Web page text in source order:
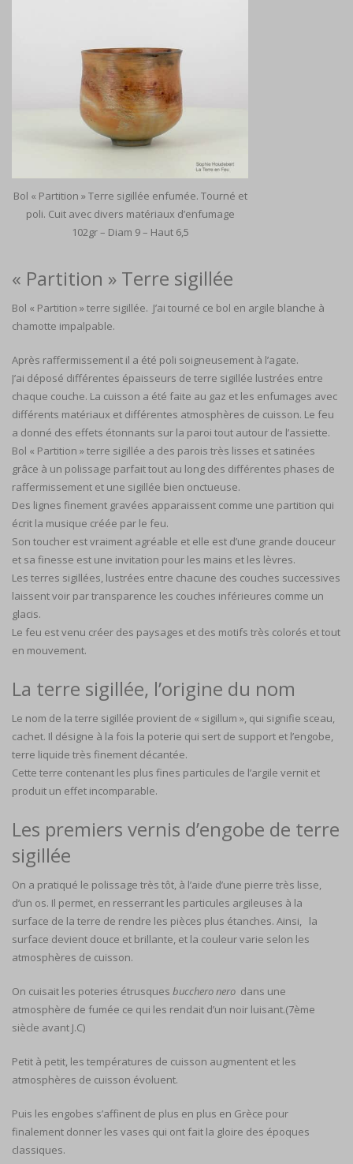
Bol « Partition » Terre sigillée enfumée. Tourné et
poli. Cuit avec divers matériaux d’enfumage
102gr – Diam 9 – Haut 6,5
« Partition » Terre sigillée
Bol « Partition » terre sigillée. J’ai tourné ce bol en argile blanche à
chamotte impalpable.
Après raffermissement il a été poli soigneusement à l’agate.
J’ai déposé différentes épaisseurs de terre sigillée lustrées entre
chaque couche. La cuisson a été faite au gaz et les enfumages avec
différents matériaux et différentes atmosphères de cuisson. Le feu
a donné des effets étonnants sur la paroi tout autour de l’assiette.
Bol « Partition » terre sigillée a des parois très lisses et satinées
grâce à un polissage parfait tout au long des différentes phases de
raffermissement et une sigillée bien onctueuse.
Des lignes finement gravées apparaissent comme une partition qui
écrit la musique créée par le feu.
Son toucher est vraiment agréable et elle est d’une grande douceur
et sa finesse est une invitation pour les mains et les lèvres.
Les terres sigillées, lustrées entre chacune des couches successives
laissent voir par transparence les couches inférieures comme un
glacis.
Le feu est venu créer des paysages et des motifs très colorés et tout
en mouvement.
La terre sigillée, l’origine du nom
Le nom de la terre sigillée provient de « sigillum », qui signifie sceau,
cachet. Il désigne à la fois la poterie qui sert de support et l’engobe,
terre liquide très finement décantée.
Cette terre contenant les plus fines particules de l’argile vernit et
produit un effet incomparable.
Les premiers vernis d’engobe de terre
sigillée
On a pratiqué le polissage très tôt, à l’aide d’une pierre très lisse,
d’un os. Il permet, en resserrant les particules argileuses à la
surface de la terre de rendre les pièces plus étanches. Ainsi, la
surface devient douce et brillante, et la couleur varie selon les
atmosphères de cuisson.
On cuisait les poteries étrusques bucchero nero dans une
atmosphère de fumée ce qui les rendait d’un noir luisant.(7ème
siècle avant J.C)
Petit à petit, les températures de cuisson augmentent et les
atmosphères de cuisson évoluent.
Puis les engobes s’affinent de plus en plus en Grèce pour
finalement donner les vases qui ont fait la gloire des époques
classiques.